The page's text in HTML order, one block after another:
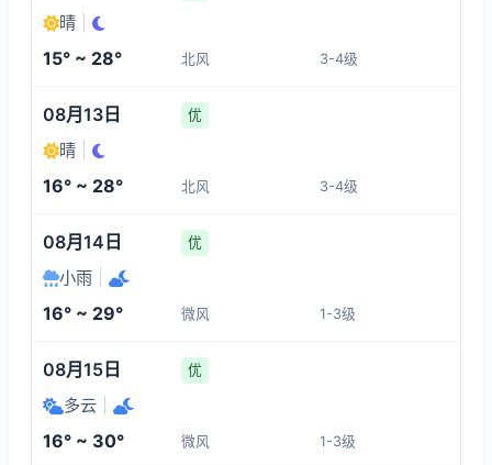
23°
1-3
晴
15° ~ 28° 北风 3-4级
08月13日 优
晴
16° ~ 28° 北风 3-4级
08月14日 优
小雨
16° ~ 29° 微风 1-3级
08月15日 优
多云
16° ~ 30° 微风 1-3级